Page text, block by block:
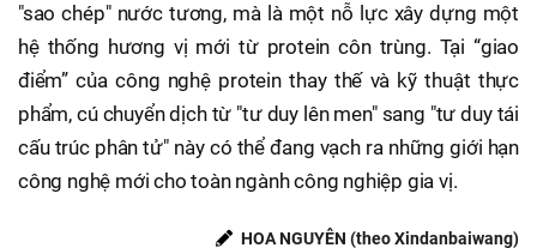
"sao chép" nước tương, mà là một nỗ lực xây dựng một
hệ thống hương vị mới từ protein côn trùng. Tại “giao
điểm” của công nghệ protein thay thế và kỹ thuật thực
phẩm, cú chuyển dịch từ "tư duy lên men" sang "tư duy tái
cấu trúc phân tử" này có thể đang vạch ra những giới hạn
công nghệ mới cho toàn ngành công nghiệp gia vị.
HOA NGUYỄN (theo Xindanbaiwang)